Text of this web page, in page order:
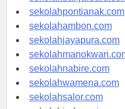
sekolahbanjarbaru.com
sekolahpontianak.com
sekolahambon.com
sekolahjayapura.com
sekolahmanokwari.com
sekolahnabire.com
sekolahwamena.com